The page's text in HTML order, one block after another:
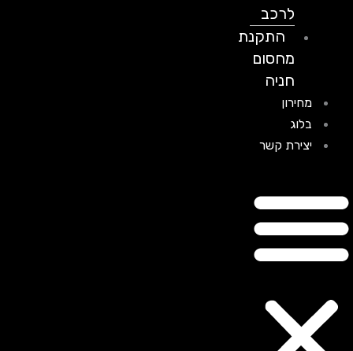
לרכב
התקנת
מחסום
חניה
מחירון
בלוג
יצירת קשר